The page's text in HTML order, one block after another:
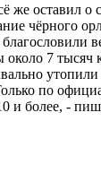
оставил о
чёрного
7
по
и более, -